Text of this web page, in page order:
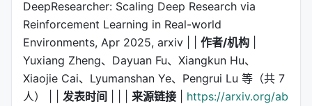
DeepResearcher: Scaling Deep Research via
Reinforcement Learning in Real-world
Environments, Apr 2025, arxiv | | 作者/机构
Yuxiang Zheng、Dayuan Fu、Xiangkun Hu、
Xiaojie Cai、Lyumanshan Ye、Pengrui Lu 等（共 7
人） | | 发表时间 来源链接
https://arxiv.org/ab